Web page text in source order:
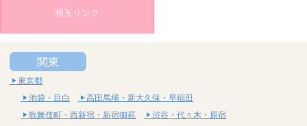
相互リンク
関東
東京都
池袋・目白
高田馬場・新大久保・早稲田
歌舞伎町・西新宿・新宿御苑
渋谷・代々木・原宿